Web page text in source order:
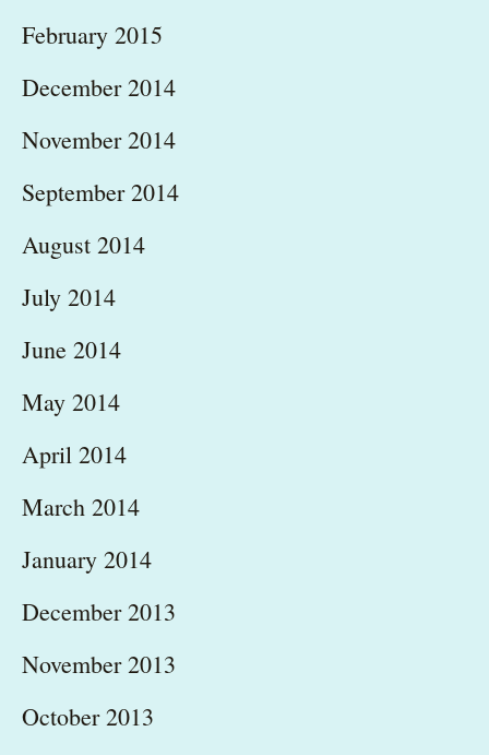
February 2015
December 2014
November 2014
September 2014
August 2014
July 2014
June 2014
May 2014
April 2014
March 2014
January 2014
December 2013
November 2013
October 2013